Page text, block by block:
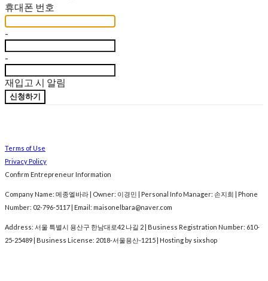
휴대폰 번호
-
-
재입고 시 알림
신청하기
Terms of Use
Privacy Policy
Confirm Entrepreneur Information
Company Name: 메종엘바라 | Owner: 이경민 | Personal Info Manager: 손지희 | Phone
Number: 02-796-5117 | Email: maisonelbara@naver.com
Address: 서울 특별시 용산구 한남대로42 나길 2 | Business Registration Number: 610-
25-25489 | Business License: 2018-서울용산-1215 | Hosting by sixshop